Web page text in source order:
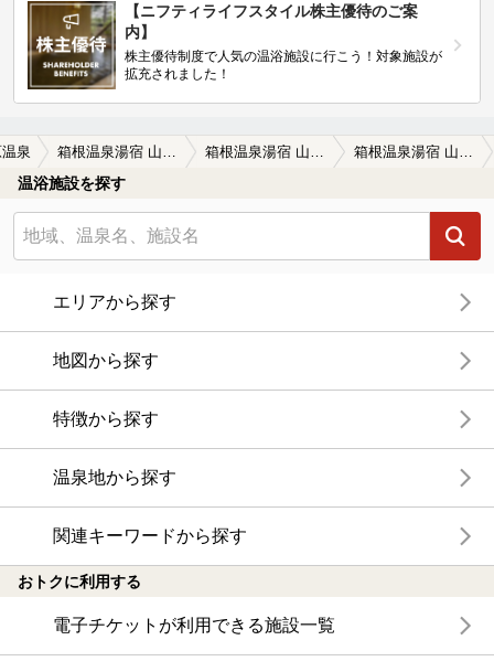
【ニフティライフスタイル株主優待のご案
内】
株主優待制度で人気の温浴施設に行こう！対象施設が
拡充されました！
泉
温浴施設を探す
エリアから探す
地図から探す
特徴から探す
温泉地から探す
関連キーワードから探す
おトクに利用する
電子チケットが利用できる施設一覧